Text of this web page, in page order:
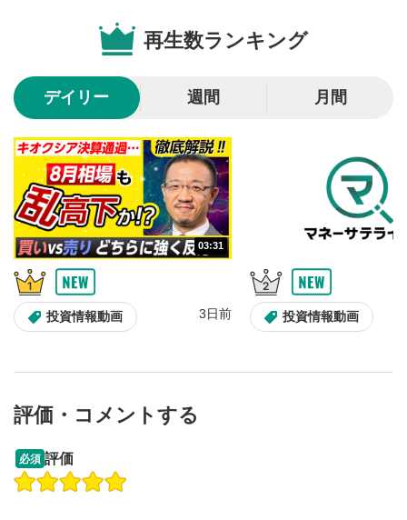
再生位置を示しています。再生したい位置をクリック
するとその位置から動画が再生されます。
再生ボタン
動画が再生または一時停止します。
7
音量調整
スライダーを上下すると音量が調整できます。
スマートフォンで視聴の場合は端末の音量調節ボタンを利用
してください。
8
字幕設定
字幕は自動生成です。
スマートフォンで視聴の場合は画面右下の設定(歯車マーク)
より選択できます。
画質の選択/再生速度の変更ができます。
より選択できます。
クリックするとYouTubeサイトに移動します。
再生数ランキング
デイリー 週間 月間
03:31
投資情報動画 3日前 投資情報動画
操作説明動画
評価・コメントする
必須 評価